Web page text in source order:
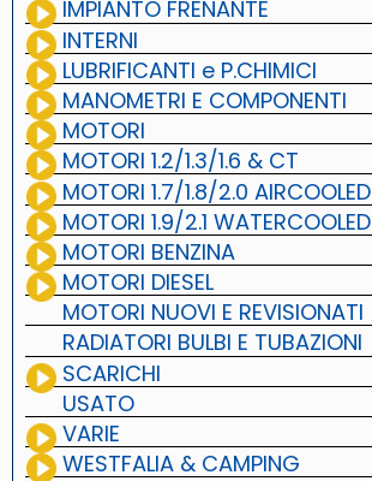
IMPIANTO FRENANTE
INTERNI
LUBRIFICANTI e P.CHIMICI
MANOMETRI E COMPONENTI
MOTORI
MOTORI 1.2/1.3/1.6 & CT
MOTORI 1.7/1.8/2.0 AIRCOOLED
MOTORI 1.9/2.1 WATERCOOLED
MOTORI BENZINA
MOTORI DIESEL
MOTORI NUOVI E REVISIONATI
RADIATORI BULBI E TUBAZIONI
SCARICHI
USATO
VARIE
WESTFALIA & CAMPING